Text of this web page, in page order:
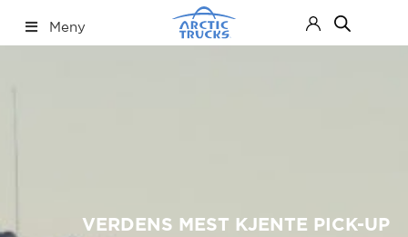
til
til
Meny
VERDENS MEST KJENTE PICK-UP